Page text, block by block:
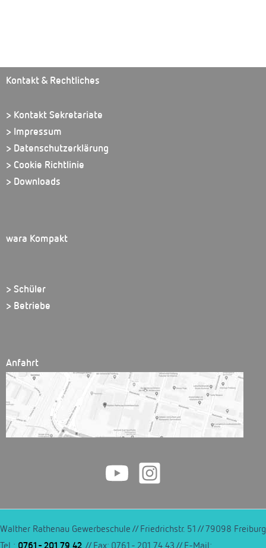
Kontakt & Rechtliches
> Kontakt Sekretariate
> Impressum
> Datenschutzerklärung
> Cookie Richtlinie
> Downloads
wara Kompakt
> Schüler
> Betriebe
Anfahrt
Walther Rathenau Gewerbeschule // Friedrichstr. 51 // 79098 Freiburg